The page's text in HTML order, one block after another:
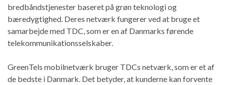
bredbåndstjenester baseret på grøn teknologi og
bæredygtighed. Deres netværk fungerer ved at bruge et
samarbejde med TDC, som er en af ​​Danmarks førende
telekommunikationsselskaber.
GreenTels mobilnetværk bruger TDCs netværk, som er et af
de bedste i Danmark. Det betyder, at kunderne kan forvente